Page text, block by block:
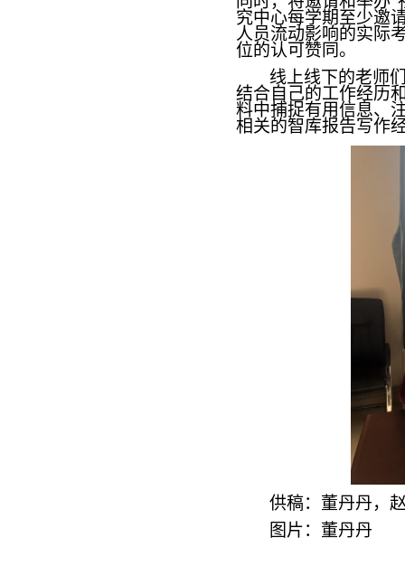
究中心每学期至少邀
人员流动影响的实际
位的认可赞同。
线上线下的老师
结合自己的工作经历
料中捕捉有用信息、
相关的智库报告写作
供稿：董丹丹，
图片：董丹丹